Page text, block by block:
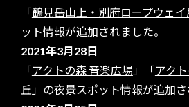
「鶴見岳山上・別府ロープウェ
ット情報が追加されました。
2021年3月28日
「アクトの森 音楽広場 」「アク
丘 」の夜景スポット情報が追加さ